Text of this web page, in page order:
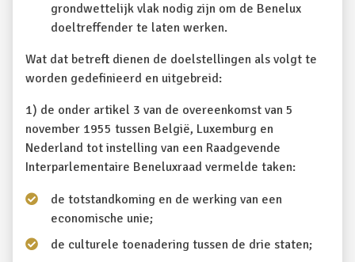
grondwettelijk vlak nodig zijn om de Benelux
doeltreffender te laten werken.
Wat dat betreft dienen de doelstellingen als volgt te
worden gedefinieerd en uitgebreid:
1) de onder artikel 3 van de overeenkomst van 5
november 1955 tussen België, Luxemburg en
Nederland tot instelling van een Raadgevende
Interparlementaire Beneluxraad vermelde taken:
de totstandkoming en de werking van een
economische unie;
de culturele toenadering tussen de drie staten;